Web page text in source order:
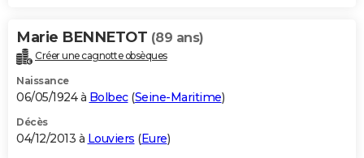
Marie BENNETOT (89 ans)
Créer une cagnotte obsèques
Naissance
06/05/1924 à Bolbec(Seine-Maritime)
Décès
04/12/2013 à Louviers (Eure)